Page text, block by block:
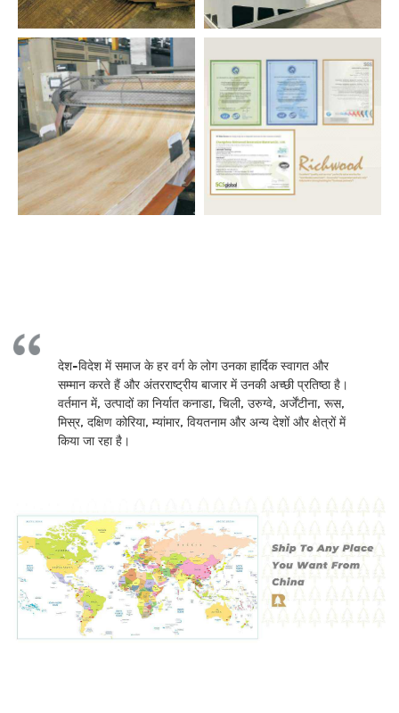
देश-विदेश में समाज के हर वर्ग के लोग उनका हार्दिक स्वागत और
सम्मान करते हैं और अंतरराष्ट्रीय बाजार में उनकी अच्छी प्रतिष्ठा है।
वर्तमान में, उत्पादों का निर्यात कनाडा, चिली, उरुग्वे, अर्जेंटीना, रूस,
मिस्र, दक्षिण कोरिया, म्यांमार, वियतनाम और अन्य देशों और क्षेत्रों में
किया जा रहा है।